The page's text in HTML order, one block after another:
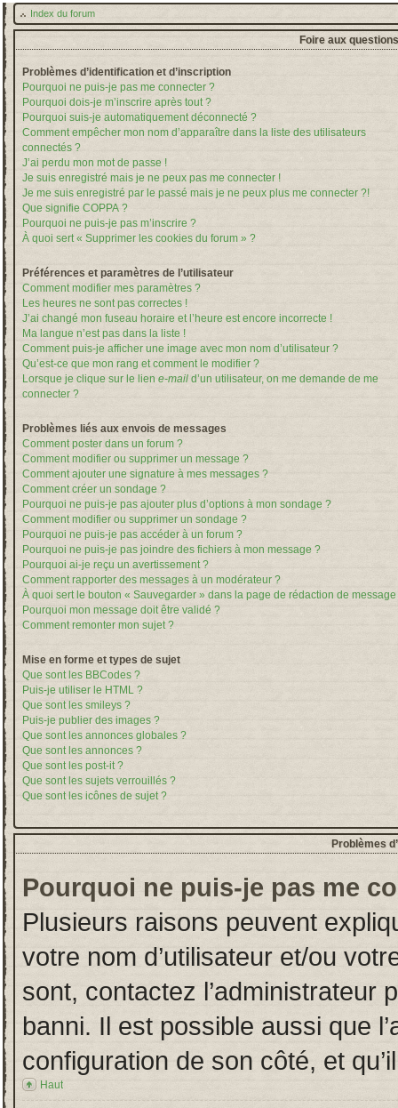
Index du forum
Foire aux
Problèmes d’identification et d’inscription
Pourquoi ne puis-je pas me connecter ?
Pourquoi dois-je m’inscrire après tout ?
Pourquoi suis-je automatiquement déconnecté ?
Comment empêcher mon nom d’apparaître dans la liste des utilisateurs
connectés ?
J’ai perdu mon mot de passe !
Je suis enregistré mais je ne peux pas me connecter !
Je me suis enregistré par le passé mais je ne peux plus me connecter ?!
Que signifie COPPA ?
Pourquoi ne puis-je pas m’inscrire ?
À quoi sert « Supprimer les cookies du forum » ?
Préférences et paramètres de l’utilisateur
Comment modifier mes paramètres ?
Les heures ne sont pas correctes !
J’ai changé mon fuseau horaire et l’heure est encore incorrecte !
Ma langue n’est pas dans la liste !
Comment puis-je afficher une image avec mon nom d’utilisateur ?
Qu’est-ce que mon rang et comment le modifier ?
Lorsque je clique sur le lien e-mail d’un utilisateur, on me demande de me
connecter ?
Problèmes liés aux envois de messages
Comment poster dans un forum ?
Comment modifier ou supprimer un message ?
Comment ajouter une signature à mes messages ?
Comment créer un sondage ?
Pourquoi ne puis-je pas ajouter plus d’options à mon sondage ?
Comment modifier ou supprimer un sondage ?
Pourquoi ne puis-je pas accéder à un forum ?
Pourquoi ne puis-je pas joindre des fichiers à mon message ?
Pourquoi ai-je reçu un avertissement ?
Comment rapporter des messages à un modérateur ?
À quoi sert le bouton « Sauvegarder » dans la page de rédaction de message
Pourquoi mon message doit être validé ?
Comment remonter mon sujet ?
Mise en forme et types de sujet
Que sont les BBCodes ?
Puis-je utiliser le HTML ?
Que sont les smileys ?
Puis-je publier des images ?
Que sont les annonces globales ?
Que sont les annonces ?
Que sont les post-it ?
Que sont les sujets verrouillés ?
Que sont les icônes de sujet ?
Problèmes
Pourquoi ne puis-je pas me
Plusieurs raisons peuvent
votre nom d’utilisateur et/ou
sont, contactez l’administrateur
banni. Il est possible aussi que
configuration de son côté, et
Haut